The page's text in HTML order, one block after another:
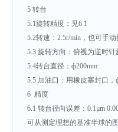
5 转台
5.1旋转精度：见6.1
5.2转速：2.5r/min，也可手
5.3 旋转方向：俯视为逆时针
5.4转台直径：ф200mm
5.5 加油口：用橡皮塞封口，
6 精度
6.1 转台径向误差：0.1μm
可从测定理想的基准半球的